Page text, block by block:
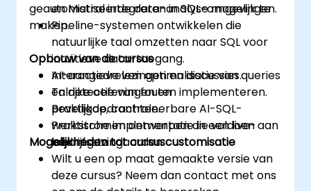
geautomatiseerde data-analyse mogelijk te
maken.
en Mistral integreren in SQL-omgevingen.
Pipeline-systemen ontwikkelen die
natuurlijke taal omzetten naar SQL voor
intuïtieve data-toegang.
AI-aangedreven optimalisatie van queries
en detectie van fouten implementeren.
Beveiligde, controleerbare AI-SQL-
werkstromen ontwerpen die voldoen aan
bedrijfsstandaarden.
Opbouw van de cursus
Interactieve lezingen en discussies.
Talrijke oefeningen en
praktijkopdrachten.
Praktische implementatie in een live-
labomgeving.
Mogelijkheden tot cursuscustomisatie
Wilt u een op maat gemaakte versie van
deze cursus? Neem dan contact met ons